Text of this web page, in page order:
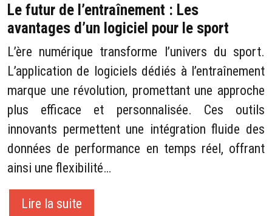
Le futur de l’entraînement : Les
avantages d’un logiciel pour le sport
L’ère numérique transforme l’univers du sport.
L’application de logiciels dédiés à l’entraînement
marque une révolution, promettant une approche
plus efficace et personnalisée. Ces outils
innovants permettent une intégration fluide des
données de performance en temps réel, offrant
ainsi une flexibilité…
Lire la suite